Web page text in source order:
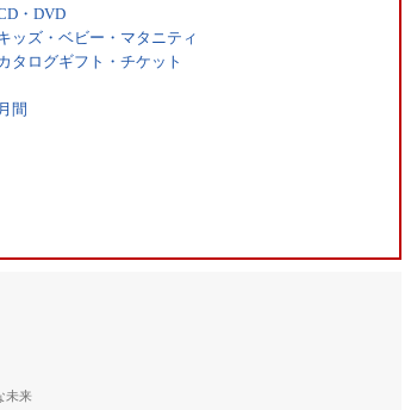
・DVD
ッズ・ベビー・マタニティ
タログギフト・チケット
月間
未来